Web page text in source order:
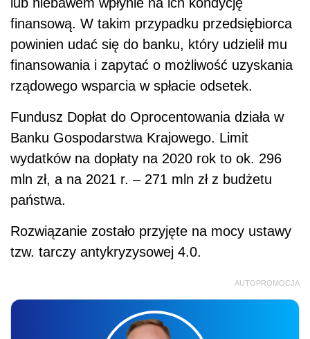
finansową. W takim przypadku przedsiębiorca
powinien udać się do banku, który udzielił mu
finansowania i zapytać o możliwość uzyskania
rządowego wsparcia w spłacie odsetek.
Fundusz Dopłat do Oprocentowania działa w
Banku Gospodarstwa Krajowego. Limit
wydatków na dopłaty na 2020 rok to ok. 296
mln zł, a na 2021 r. – 271 mln zł z budżetu
państwa.
Rozwiązanie zostało przyjęte na mocy ustawy
tzw. tarczy antykryzysowej 4.0.
AUTOPROMOCJA